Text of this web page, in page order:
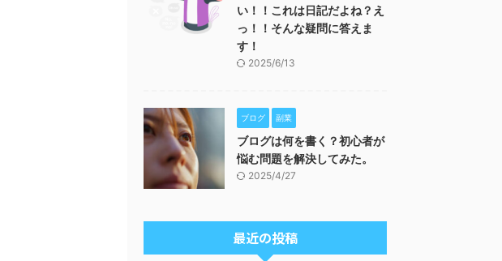
い！！これは日記だよね？え
っ！！そんな疑問に答えま
す！
2025/6/13
ブログ 副業
ブログは何を書く？初心者が
悩む問題を解決してみた。
2025/4/27
最近の投稿